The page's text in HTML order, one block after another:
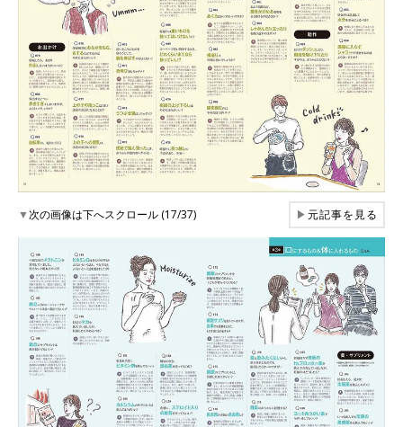
▼次の画像は下へスクロール (17/37) ▶元記事を見る